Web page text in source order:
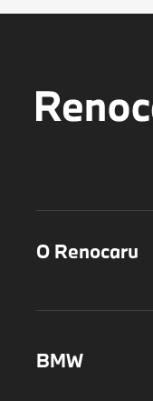
O Renocaru
BMW